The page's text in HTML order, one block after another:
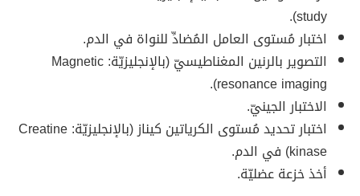
study).
اختبار مُستوى العامل المُضادِّ للنواة في الدم.
التصوير بالرنين المغناطيسيّ (بالإنجليزيّة: Magnetic
resonance imaging).
الاختبار الجينيّ.
اختبار تحديد مُستوى الكرياتين كيناز (بالإنجليزيّة: Creatine
kinase) في الدم.
أخذ خزعة عضليّة.